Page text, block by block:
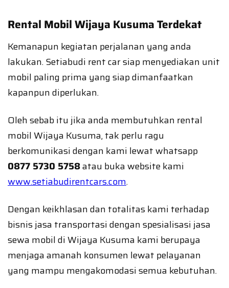
Rental Mobil Wijaya Kusuma Terdekat
Kemanapun kegiatan perjalanan yang anda
lakukan. Setiabudi rent car siap menyediakan unit
mobil paling prima yang siap dimanfaatkan
kapanpun diperlukan.
Oleh sebab itu jika anda membutuhkan rental
mobil Wijaya Kusuma, tak perlu ragu
berkomunikasi dengan kami lewat whatsapp
0877 5730 5758atau buka website kami
www.setiabudirentcars.com.
Dengan keikhlasan dan totalitas kami terhadap
bisnis jasa transportasi dengan spesialisasi jasa
sewa mobil di Wijaya Kusuma kami berupaya
menjaga amanah konsumen lewat pelayanan
yang mampu mengakomodasi semua kebutuhan.